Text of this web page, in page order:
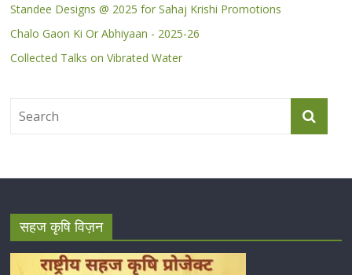
Standee Designs @ 2025 for Sahaj Krishi Promotions
Chalo Gaon Ki Or Abhiyaan - 2025-26
Collected Talks on Vibrated Water
सहज कृषि विज़न